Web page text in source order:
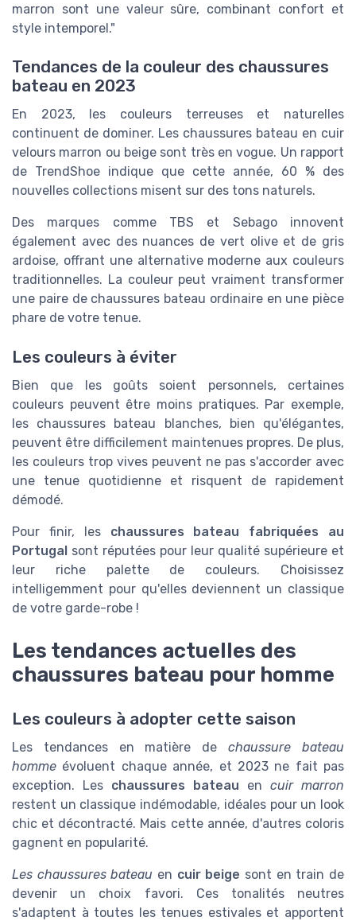
marron sont une valeur sûre, combinant confort et
style intemporel."
Tendances de la couleur des chaussures
bateau en 2023
En 2023, les couleurs terreuses et naturelles
continuent de dominer. Les chaussures bateau en cuir
velours marron ou beige sont très en vogue. Un rapport
de TrendShoe indique que cette année, 60 % des
nouvelles collections misent sur des tons naturels.
Des marques comme TBS et Sebago innovent
également avec des nuances de vert olive et de gris
ardoise, offrant une alternative moderne aux couleurs
traditionnelles. La couleur peut vraiment transformer
une paire de chaussures bateau ordinaire en une pièce
phare de votre tenue.
Les couleurs à éviter
Bien que les goûts soient personnels, certaines
couleurs peuvent être moins pratiques. Par exemple,
les chaussures bateau blanches, bien qu'élégantes,
peuvent être difficilement maintenues propres. De plus,
les couleurs trop vives peuvent ne pas s'accorder avec
une tenue quotidienne et risquent de rapidement
démodé.
Pour finir, les chaussures bateau fabriquées au
Portugal sont réputées pour leur qualité supérieure et
leur riche palette de couleurs. Choisissez
intelligemment pour qu'elles deviennent un classique
de votre garde-robe !
Les tendances actuelles des
chaussures bateau pour homme
Les couleurs à adopter cette saison
Les tendances en matière dechaussure bateau
homme évoluent chaque année, et 2023 ne fait pas
exception. Les chaussures bateau en cuir marron
restent un classique indémodable, idéales pour un look
chic et décontracté. Mais cette année, d'autres coloris
gagnent en popularité.
Les chaussures bateau en cuir beige sont en train de
devenir un choix favori. Ces tonalités neutres
s'adaptent à toutes les tenues estivales et apportent